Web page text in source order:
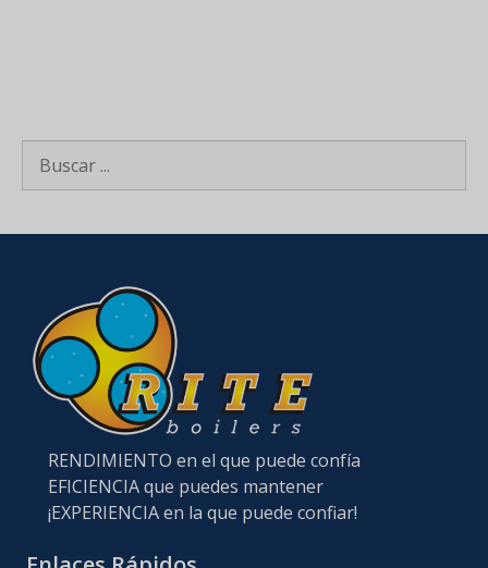
Buscar:
RENDIMIENTO en el que puede confía
EFICIENCIA que puedes mantener
¡EXPERIENCIA en la que puede confiar!